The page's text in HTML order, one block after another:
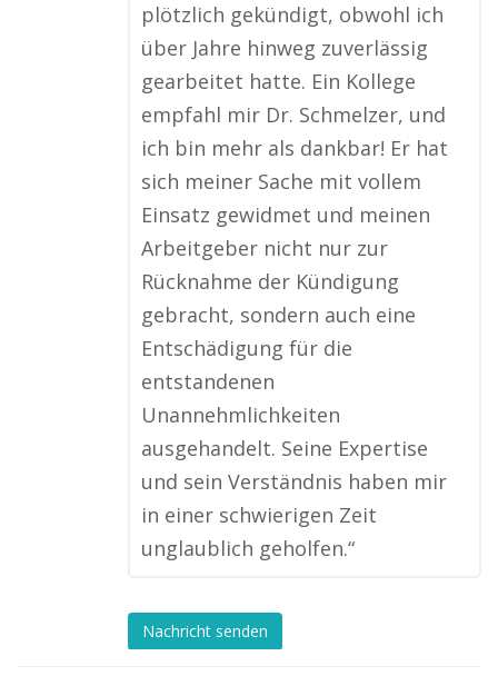
plötzlich gekündigt, obwohl ich
über Jahre hinweg zuverlässig
gearbeitet hatte. Ein Kollege
empfahl mir Dr. Schmelzer, und
ich bin mehr als dankbar! Er hat
sich meiner Sache mit vollem
Einsatz gewidmet und meinen
Arbeitgeber nicht nur zur
Rücknahme der Kündigung
gebracht, sondern auch eine
Entschädigung für die
entstandenen
Unannehmlichkeiten
ausgehandelt. Seine Expertise
und sein Verständnis haben mir
in einer schwierigen Zeit
unglaublich geholfen.“
Nachricht senden